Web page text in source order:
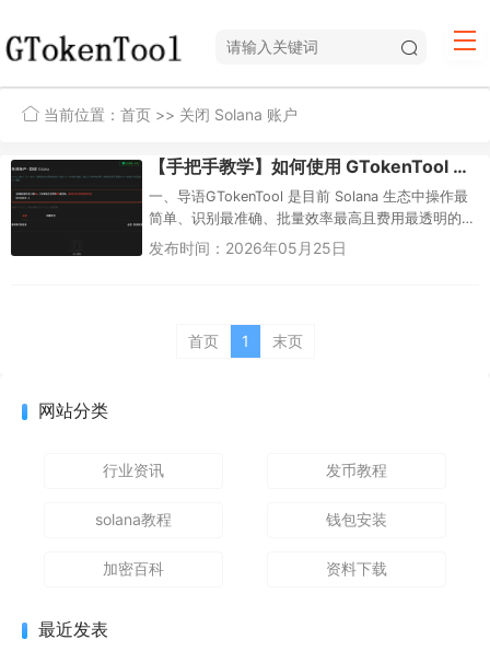
当前位置： 首页 >> 关闭 Solana 账户
【手把手教学】如何使用 GTokenTool 租金回收工具关闭 Solana 账户并退回租金？
一、导语GTokenTool 是目前 Solana 生态中操作最
简单、识别最准确、批量效率最高且费用最透明的
租金回收工具——你只需连接钱包、扫描账户、勾
发布时间：2026年05月25日
首页 1 末页
网站分类
行业资讯 发币教程
solana教程 钱包安装
加密百科 资料下载
最近发表